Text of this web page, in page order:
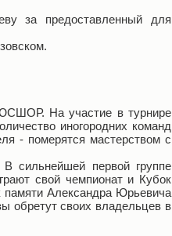
за предоставленный для
На участие в турнире
иногородних команд
- померятся мастерством с
сильнейшей первой группе
свой чемпионат и Кубок
памяти Александра Юрьевича
обретут своих владельцев в